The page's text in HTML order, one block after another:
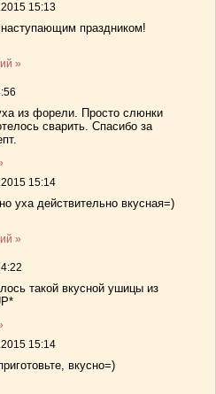
15:13
праздником!
»
из форели. Просто слюнки
сварить. Спасибо за
15:14
уха действительно вкусная=)
»
такой вкусной ушицы из
15:14
вкусно=)